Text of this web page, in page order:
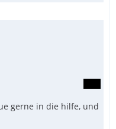
gerne in die hilfe, und